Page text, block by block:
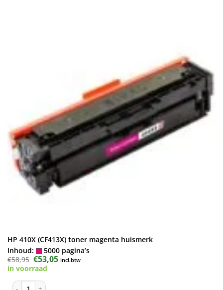
HP 410X (CF413X) toner magenta huismerk
Inhoud:
5000 pagina’s
€58,95 Oorspronkelijke
prijs
was:
€53,05Huidige
prijs
incl.btw
in voorraad
HP 410X (CF413X) toner magenta huismerk aantal